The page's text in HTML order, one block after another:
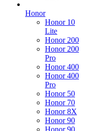
Honor
Honor 10
Lite
Honor 200
Honor 200
Pro
Honor 400
Honor 400
Pro
Honor 50
Honor 70
Honor 8X
Honor 90
Honor 90